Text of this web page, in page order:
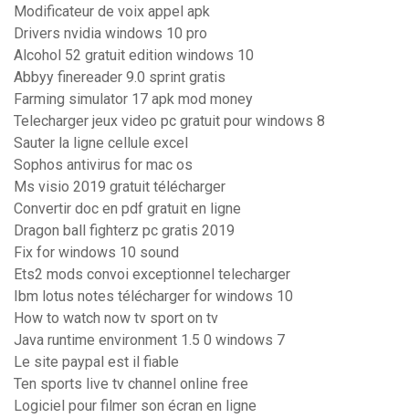
Modificateur de voix appel apk
Drivers nvidia windows 10 pro
Alcohol 52 gratuit edition windows 10
Abbyy finereader 9.0 sprint gratis
Farming simulator 17 apk mod money
Telecharger jeux video pc gratuit pour windows 8
Sauter la ligne cellule excel
Sophos antivirus for mac os
Ms visio 2019 gratuit télécharger
Convertir doc en pdf gratuit en ligne
Dragon ball fighterz pc gratis 2019
Fix for windows 10 sound
Ets2 mods convoi exceptionnel telecharger
Ibm lotus notes télécharger for windows 10
How to watch now tv sport on tv
Java runtime environment 1.5 0 windows 7
Le site paypal est il fiable
Ten sports live tv channel online free
Logiciel pour filmer son écran en ligne